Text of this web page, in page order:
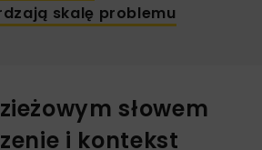
skalę problemu
słowem
i kontekst